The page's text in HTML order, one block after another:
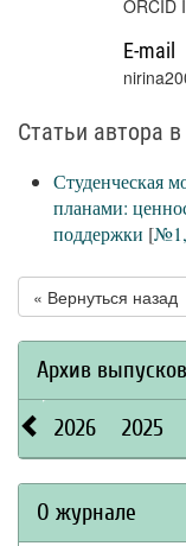
ORCID
E-mail
Статьи автора
Студенческая
планами:
поддержки [№1,
« Вернуться назад
Архив выпусков
2026 2025
О журнале